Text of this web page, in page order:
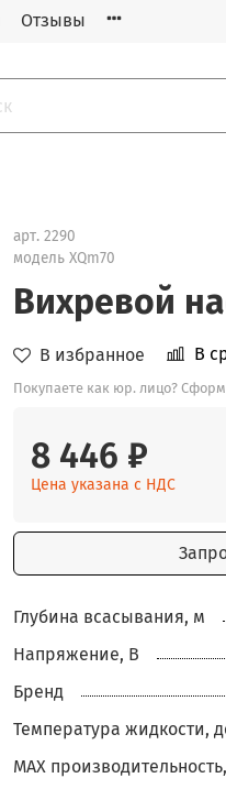
Отзывы
арт. 2290
модель XQm70
Вихревой
В избранное В
Покупаете как юр. лицо?
8 446 ₽
Цена указана с НДС
Глубина всасывания, м
Напряжение, В
Бренд
Температура жидкости,
MAX